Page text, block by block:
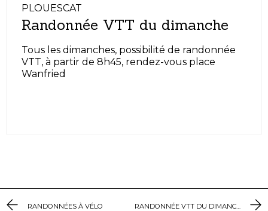
PLOUESCAT
Randonnée VTT du dimanche
Tous les dimanches, possibilité de randonnée
VTT, à partir de 8h45, rendez-vous place
Wanfried
RANDONNÉES À VÉLO RANDONNÉE VTT DU DIMANCHE